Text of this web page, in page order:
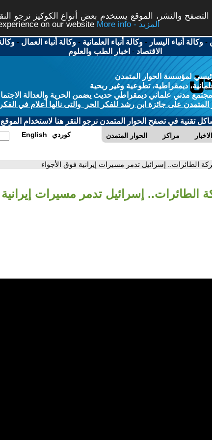
والنشر، الموقع يستخدم بعض أنواع الكوكيز نرجو
on our website
More info - المزيد
-وكالة أنباء اليسار -وكالة أنباء العلمانية -وكالة أنباء العمال -
الاقتصاد - اخبار الطب والعلوم
لمؤسسة الحوار المتمدن
ديمقراطية، تطوعية وغير ربحية
مدني علماني ديمقراطي حديث يضمن الحرية والعدالة
المتمدن على جائزة ابن رشد للفكر الحر والتى نالها أعلام في الفكر
تقنية في تصفح الحوار المتمدن نرجو النقر هنا لاستخدام الموقع
الحوار المتمدن مراكز الاخبار English كوردي
الطائرات.. إسرائيل تدمر مسيرات إيرانية فوق الأجواء
الطائرات.. إسرائيل تدمر مسيرات إيرانية